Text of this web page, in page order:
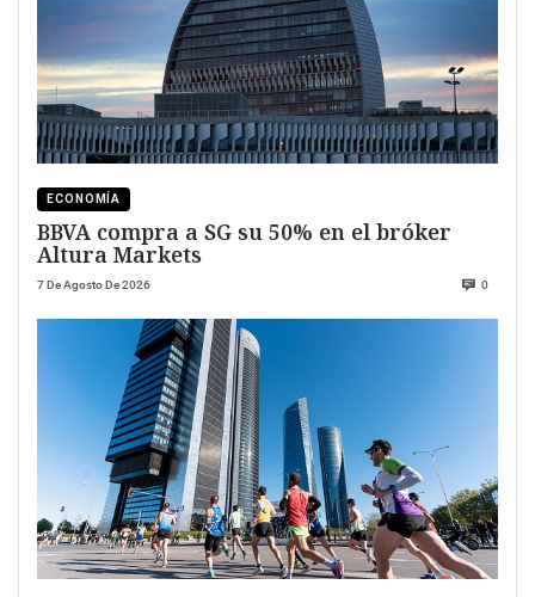
ECONOMÍA
BBVA compra a SG su 50% en el bróker
Altura Markets
7 De Agosto De 2026 0